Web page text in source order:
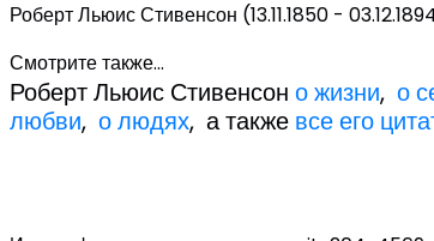
Роберт Льюис Стивенсон (13.11.1850 -
Смотрите также...
Роберт Льюис Стивенсоно жизни,о
любви,о людях, а также все его